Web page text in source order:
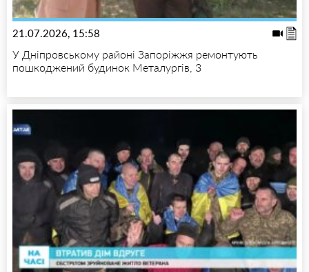
21.07.2026, 15:58
У Дніпровському районі Запоріжжя ремонтують
пошкоджений будинок Металургів, 3